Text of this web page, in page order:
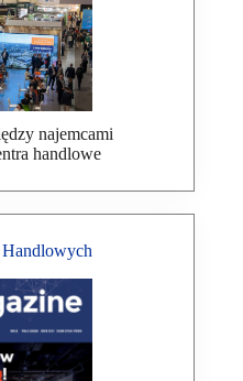
najemcami
handlowe